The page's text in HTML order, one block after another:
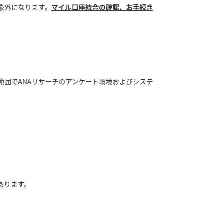
になります。 マイル口座統合の確認、お手続き
でANAリサーチのアンケート環境およびシステ
ます。